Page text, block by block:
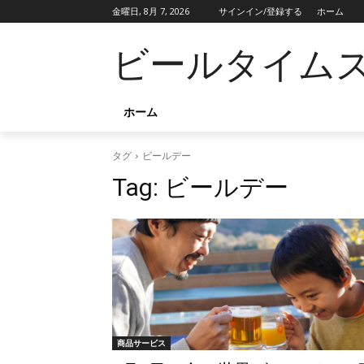
金曜日, 8月 7, 2026 サインイン/登録する ホーム
ビールタイム
ホーム
タグ ビールデー
Tag: ビールデー
商品サービス